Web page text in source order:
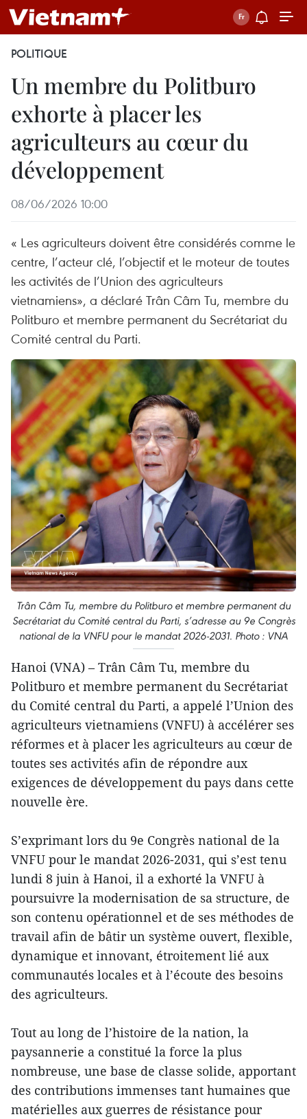
POLITIQUE
Un membre du Politburo
exhorte à placer les
agriculteurs au cœur du
développement
08/06/2026 10:00
« Les agriculteurs doivent être considérés comme le
centre, l’acteur clé, l’objectif et le moteur de toutes
les activités de l’Union des agriculteurs
vietnamiens», a déclaré Trân Câm Tu, membre du
Politburo et membre permanent du Secrétariat du
Comité central du Parti.
Trân Câm Tu, membre du Politburo et membre permanent du
Secrétariat du Comité central du Parti, s’adresse au 9e Congrès
national de la VNFU pour le mandat 2026-2031. Photo : VNA
Hanoi (VNA) – Trân Câm Tu, membre du
Politburo et membre permanent du Secrétariat
du Comité central du Parti, a appelé l’Union des
agriculteurs vietnamiens (VNFU) à accélérer ses
réformes et à placer les agriculteurs au cœur de
toutes ses activités afin de répondre aux
exigences de développement du pays dans cette
nouvelle ère.
S’exprimant lors du 9e Congrès national de la
VNFU pour le mandat 2026-2031, qui s’est tenu
lundi 8 juin à Hanoi, il a exhorté la VNFU à
poursuivre la modernisation de sa structure, de
son contenu opérationnel et de ses méthodes de
travail afin de bâtir un système ouvert, flexible,
dynamique et innovant, étroitement lié aux
communautés locales et à l’écoute des besoins
des agriculteurs.
Tout au long de l’histoire de la nation, la
paysannerie a constitué la force la plus
nombreuse, une base de classe solide, apportant
des contributions immenses tant humaines que
matérielles aux guerres de résistance pour